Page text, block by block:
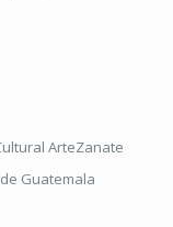
ArteZanate
Guatemala